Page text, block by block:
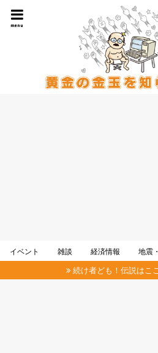
menu
イベント 雑談 経済情報 地震
続け者ども！伝説はこ